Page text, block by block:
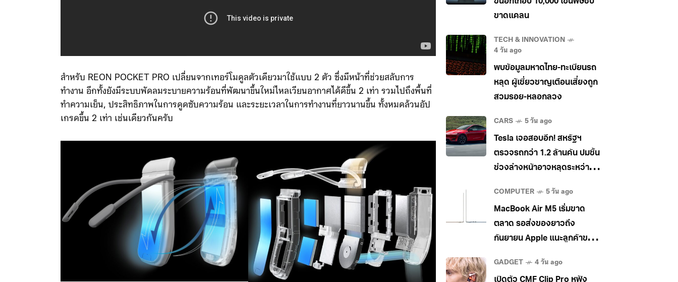
สำหรับ REON POCKET PRO เปลี่ยนจากเทอร์โมดูลตัวเดียวมาใช้แบบ 2 ตัว ซึ่งมีหน้าที่ช่วยสลับการ
ทำงาน อีกทั้งยังมีระบบพัดลมระบายความร้อนที่พัฒนาขึ้นใหม่ไหลเวียนอากาศได้ดีขึ้น 2 เท่า รวมไปถึงพื้นที่
ทำความเย็น, ประสิทธิภาพในการดูดซับความร้อน และระยะเวลาในการทำงานที่ยาวนานขึ้น ทั้งหมดล้วนอัป
เกรดขึ้น 2 เท่า เช่นเดียวกันครับ
ขึ้นอีกเกือบ 10,000 เซ่นพิษชิป
ขาดแคลน
TECH & INNOVATION
4 วัน ago
พบข้อมูลมหาดไทย-ทะเบียนรถ
หลุด ผู้เชี่ยวชาญเตือนเสี่ยงถูก
สวมรอย-หลอกลวง
CARS 5 วัน ago
Tesla เจอสอบอีก! สหรัฐฯ
ตรวจรถกว่า 1.2 ล้านคัน ปมชิ้น
ช่วงล่างหน้าอาจหลุดระหว่าง
COMPUTER 5 วัน ago
MacBook Air M5 เริ่มขาด
ตลาด รอส่งของยาวถึง
กันยายน Apple แนะลูกค้าขยับ
GADGET 4 วัน ago
เปิดตัว CMF Clip Pro หูฟัง